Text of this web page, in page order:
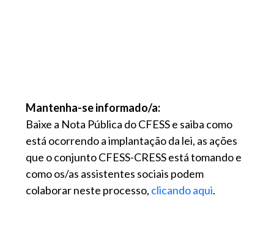
Mantenha-se informado/a:
Baixe a Nota Pública do CFESS e saiba como
está ocorrendo a implantação da lei, as ações
que o conjunto CFESS-CRESS está tomando e
como os/as assistentes sociais podem
colaborar neste processo, clicando aqui.